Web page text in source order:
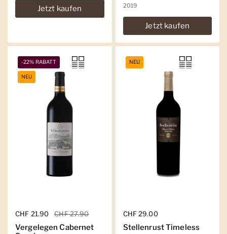
Jetzt kaufen 2019
Jetzt kaufen
Regulärer Preis
CHF 21.90 Sale-Preis
CHF 27.90
Vergelegen Cabernet
-22% RABATT
NEU
Regulärer Preis
CHF 29.00
Stellenrust Timeless
NEU